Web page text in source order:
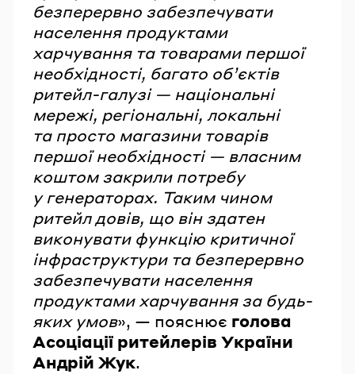
безперервно забезпечувати
населення продуктами
харчування та товарами першої
необхідності, багато об’єктів
ритейл-галузі — національні
мережі, регіональні, локальні
та просто магазини товарів
першої необхідності — власним
коштом закрили потребу
у генераторах. Таким чином
ритейл довів, що він здатен
виконувати функцію критичної
інфраструктури та безперервно
забезпечувати населення
продуктами харчування за будь-
яких умов», — пояснює голова
Асоціації ритейлерів України
Андрій Жук.